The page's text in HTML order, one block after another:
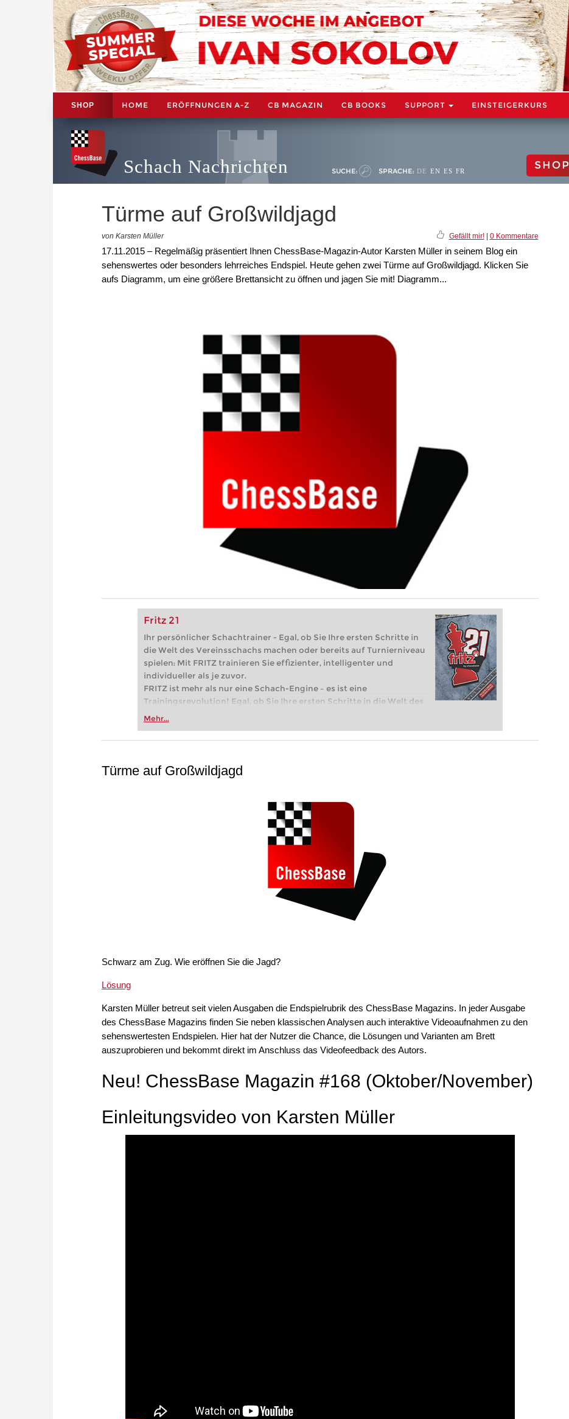
SHOP HOME ERÖFFNUNGEN A-Z CB MAGAZIN CB BOOKS SUPPORT EINSTEIGERKURS
Schach Nachrichten SUCHE: SPRACHE: DE EN ES FR SHOP
Türme auf Großwildjagd
von Karsten Müller Gefällt mir!| 0 Kommentare
17.11.2015 – Regelmäßig präsentiert Ihnen ChessBase-Magazin-Autor Karsten Müller in seinem Blog ein
sehenswertes oder besonders lehrreiches Endspiel. Heute gehen zwei Türme auf Großwildjagd. Klicken Sie
aufs Diagramm, um eine größere Brettansicht zu öffnen und jagen Sie mit! Diagramm...
Fritz 21
Ihr persönlicher Schachtrainer - Egal, ob Sie Ihre ersten Schritte in
die Welt des Vereinsschachs machen oder bereits auf Turnierniveau
spielen: Mit FRITZ trainieren Sie effizienter, intelligenter und
individueller als je zuvor.
FRITZ ist mehr als nur eine Schach-Engine – es ist eine
Trainingsrevolution! Egal, ob Sie Ihre ersten Schritte in die Welt des
Vereinsschachs machen oder bereits auf Turnierniveau spielen: Mit
zuvor.
Mehr...
Türme auf Großwildjagd
Schwarz am Zug. Wie eröffnen Sie die Jagd?
Lösung
Karsten Müller betreut seit vielen Ausgaben die Endspielrubrik des ChessBase Magazins. In jeder Ausgabe
des ChessBase Magazins finden Sie neben klassischen Analysen auch interaktive Videoaufnahmen zu den
sehenswertesten Endspielen. Hier hat der Nutzer die Chance, die Lösungen und Varianten am Brett
auszuprobieren und bekommt direkt im Anschluss das Videofeedback des Autors.
Neu! ChessBase Magazin #168 (Oktober/November)
Einleitungsvideo von Karsten Müller